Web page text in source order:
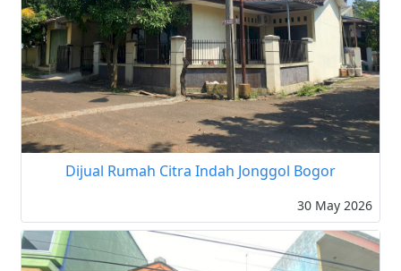
Dijual Rumah Citra Indah Jonggol Bogor
30 May 2026